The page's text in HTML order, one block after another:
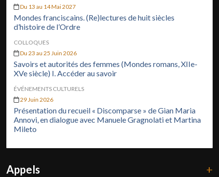
Du 13 au 14 Mai 2027
Mondes franciscains. (Re)lectures de huit siècles
d’histoire de l’Ordre
COLLOQUES
Du 23 au 25 Juin 2026
Savoirs et autorités des femmes (Mondes romans, XIIe-
XVe siècle) I. Accéder au savoir
ÉVÉNEMENTS CULTURELS
29 Juin 2026
Présentation du recueil « Discomparse » de Gian Maria
Annovi, en dialogue avec Manuele Gragnolati et Martina
Mileto
Appels +